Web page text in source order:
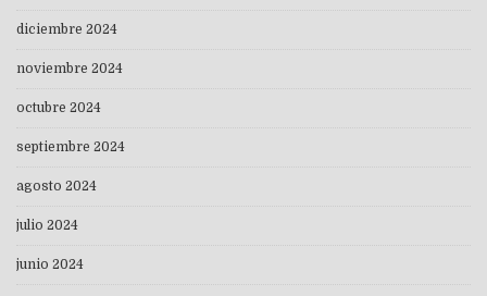
diciembre 2024
noviembre 2024
octubre 2024
septiembre 2024
agosto 2024
julio 2024
junio 2024